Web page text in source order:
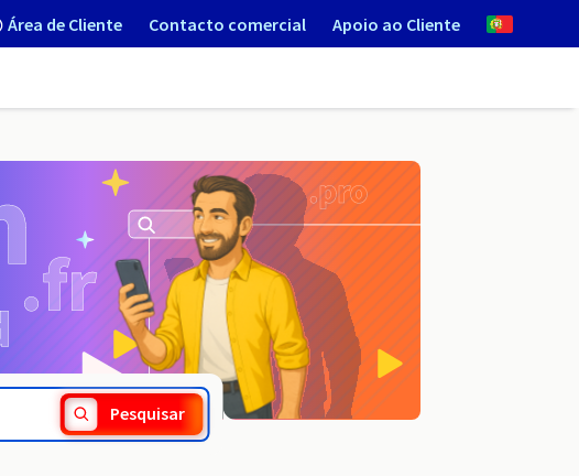
Área de Cliente Contacto comercial Apoio ao Cliente
Pesquisar